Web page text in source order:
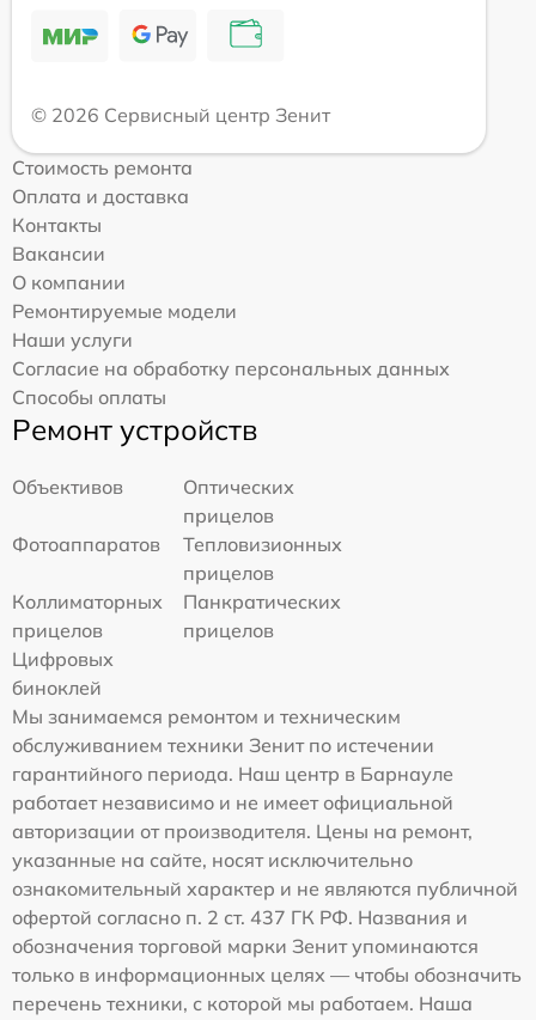
© 2026 Сервисный центр Зенит
Стоимость ремонта
Оплата и доставка
Контакты
Вакансии
О компании
Ремонтируемые модели
Наши услуги
Согласие на обработку персональных данных
Способы оплаты
Ремонт устройств
Объективов
Оптических
прицелов
Фотоаппаратов
Тепловизионных
прицелов
Коллиматорных
прицелов
Панкратических
прицелов
Цифровых
биноклей
Мы занимаемся ремонтом и техническим
обслуживанием техники Зенит по истечении
гарантийного периода. Наш центр в Барнауле
работает независимо и не имеет официальной
авторизации от производителя. Цены на ремонт,
указанные на сайте, носят исключительно
ознакомительный характер и не являются публичной
офертой согласно п. 2 ст. 437 ГК РФ. Названия и
обозначения торговой марки Зенит упоминаются
только в информационных целях — чтобы обозначить
перечень техники, с которой мы работаем. Наша